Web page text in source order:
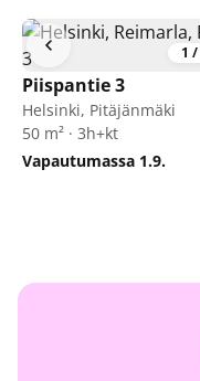
1 /
Piispantie 3
Helsinki, Pitäjänmäki
50 m² · 3h+kt
Vapautumassa 1.9.